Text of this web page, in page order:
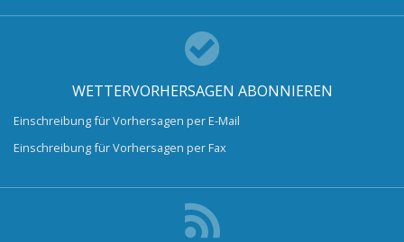
WETTERVORHERSAGEN ABONNIEREN
Einschreibung für Vorhersagen per E-Mail
Einschreibung für Vorhersagen per Fax